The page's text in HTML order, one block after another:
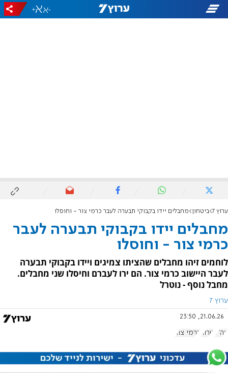
-
+
ערוץ 7 ביטחון מחבלים יידו בקבוקי תבערה לעבר כרמי צור - וחוסלו
מחבלים יידו בקבוקי תבערה לעבר
כרמי צור - וחוסלו
לוחמים זיהו מחבלים שהציתו צמיגים ויידו בקבוקי תבערה
לעבר היישוב כרמי צור. הם ירו לעברם וחיסלו שני מחבלים.
מחבל נוסף - נוטרל
ערוץ 7
21.06.26, 23:50
צה"ל טרור כרמי צור